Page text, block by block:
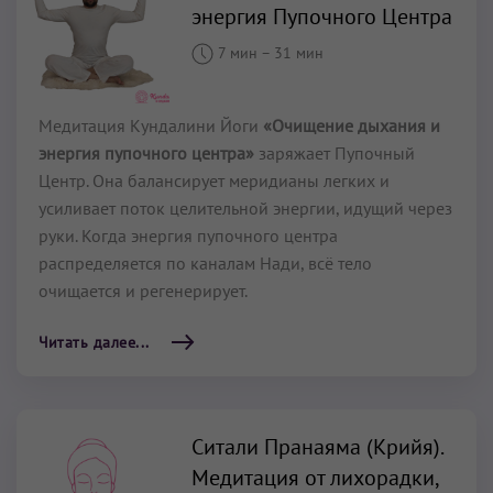
энергия Пупочного Центра
7 мин – 31 мин
Медитация Кундалини Йоги «Очищение дыхания и
энергия пупочного центра» заряжает Пупочный
Центр. Она балансирует меридианы легких и
усиливает поток целительной энергии, идущий через
руки. Когда энергия пупочного центра
распределяется по каналам Нади, всё тело
очищается и регенерирует.
Читать далее...
Ситали Пранаяма (Крийя).
Медитация от лихорадки,